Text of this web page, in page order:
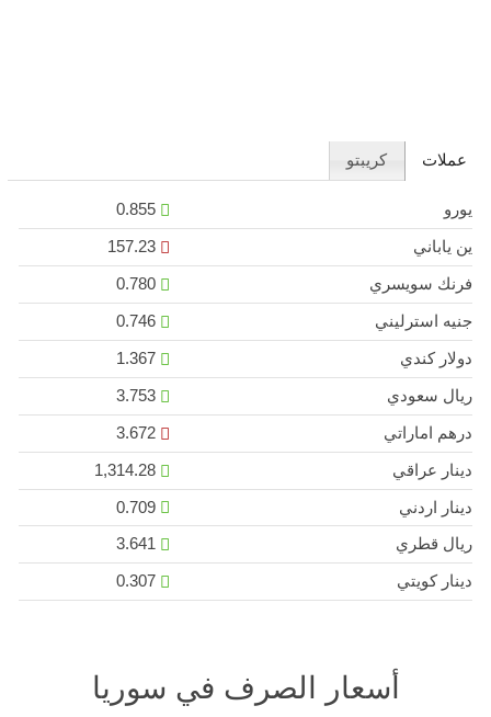
عملات كريبتو
يورو
0.855
ين ياباني
157.23
فرنك سويسري
0.780
جنيه استرليني
0.746
دولار كندي
1.367
ريال سعودي
3.753
درهم اماراتي
3.672
دينار عراقي
1,314.28
دينار اردني
0.709
ريال قطري
3.641
دينار كويتي
0.307
أسعار الصرف في سوريا